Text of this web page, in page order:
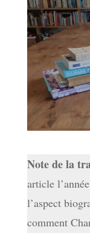
Note de la
article
l’aspect
comment